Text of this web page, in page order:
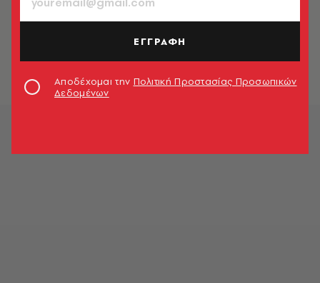
ΕΛΛΑΔΑ
Σεισμός 4,6 Ρίχτερ στο Ιόνιο μετά τα
4,7 Ρίχτερ στην Κρήτη
Newsroom
ΕΓΓΡΑΦΗ
Αποδέχομαι την Πολιτική Προστασίας Προσωπικών
Δεδομένων